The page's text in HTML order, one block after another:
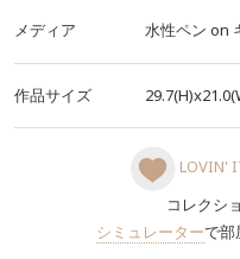
メディア 水性ペン on
作品サイズ
LOVIN'
コレクシ
シミュレーターで部